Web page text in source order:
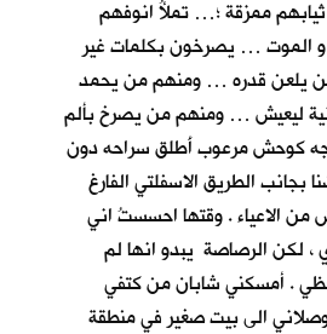
ممزقة ؛… تملأُ انوفهم
و الموت … يصرخون بكلمات غير
يلعن قدره … ومنهم من يحمد
ليعيش … ومنهم من يصرخ بألم
كوحش مرعوب أَطلق سراحه دون
بجانب الطريق الاسفلتي الفارغ
من الاعياء . وقتها احسستُ اني
لكن الرصاصة يبدو انها لم
. أمسكني شابان من كتفي
الى بيت صغير في منطقة